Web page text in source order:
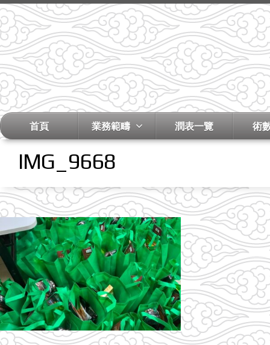
首頁 業務範疇 潤表一覽 術
IMG_9668